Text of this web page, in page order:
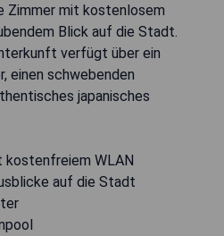
mit kostenlosem
Blick auf die Stadt.
verfügt über ein
einen schwebenden
japanisches
WLAN
auf die Stadt